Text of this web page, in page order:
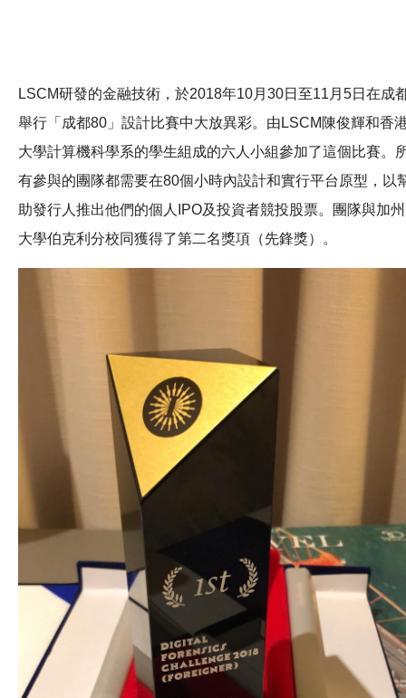
LSCM研發的金融技術，於2018年10月30日至11月5日在成
舉行「成都80」設計比賽中大放異彩。由LSCM陳俊輝和香
大學計算機科學系的學生組成的六人小組參加了這個比賽。
有參與的團隊都需要在80個小時內設計和實行平台原型，以
助發行人推出他們的個人IPO及投資者競投股票。團隊與加州
大學伯克利分校同獲得了第二名獎項（先鋒獎）。